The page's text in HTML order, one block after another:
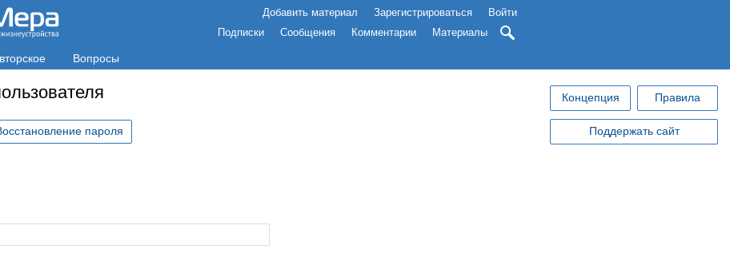
Добавить материал Зарегистрироваться
Войти
Подписки
Сообщения Комментарии Материалы
Вопросы
пароля
Концепция Правила
Поддержать сайт